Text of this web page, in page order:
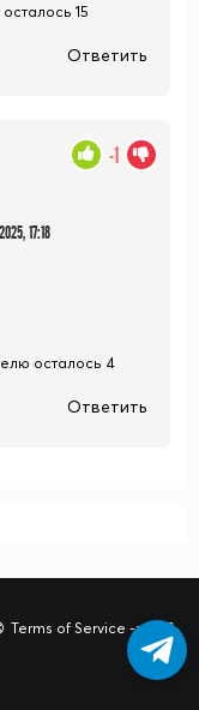
15
Ответить
17:18
-1
осталось 4
Ответить
Terms of Service -> TOS